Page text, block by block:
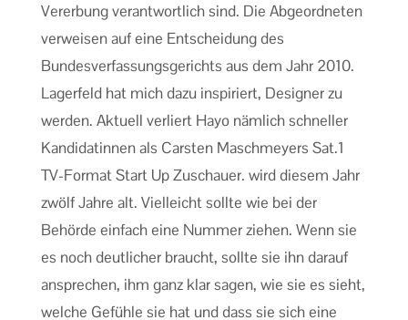
Vererbung verantwortlich sind. Die Abgeordneten
verweisen auf eine Entscheidung des
Bundesverfassungsgerichts aus dem Jahr 2010.
Lagerfeld hat mich dazu inspiriert, Designer zu
werden. Aktuell verliert Hayo nämlich schneller
Kandidatinnen als Carsten Maschmeyers Sat.1
TV-Format Start Up Zuschauer. wird diesem Jahr
zwölf Jahre alt. Vielleicht sollte wie bei der
Behörde einfach eine Nummer ziehen. Wenn sie
es noch deutlicher braucht, sollte sie ihn darauf
ansprechen, ihm ganz klar sagen, wie sie es sieht,
welche Gefühle sie hat und dass sie sich eine